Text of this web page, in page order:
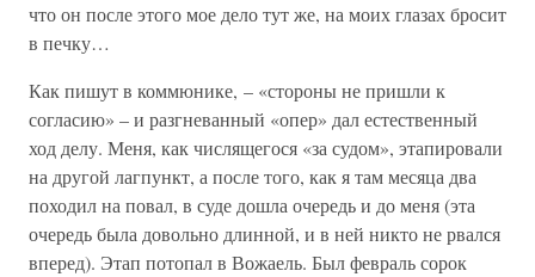
что он после этого мое дело тут же, на моих глазах бросит
в печку…
Как пишут в коммюнике, – «стороны не пришли к
согласию» – и разгневанный «опер» дал естественный
ход делу. Меня, как числящегося «за судом», этапировали
на другой лагпункт, а после того, как я там месяца два
походил на повал, в суде дошла очередь и до меня (эта
очередь была довольно длинной, и в ней никто не рвался
вперед). Этап потопал в Вожаель. Был февраль сорок